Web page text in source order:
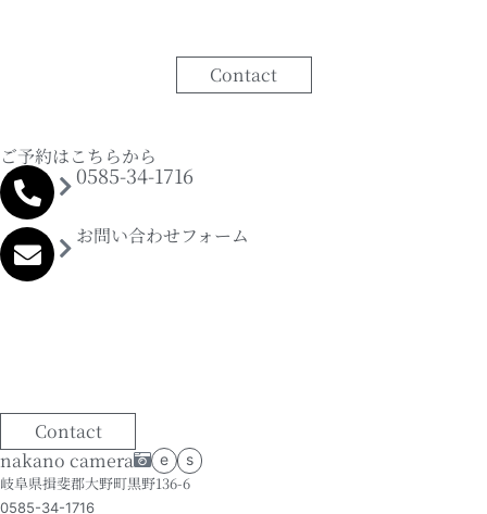
Contact
0585-34-1716
ご予約はこちらから
お問い合わせフォーム
Contact
nakano camera
e s
岐阜県揖斐郡大野町黒野136-6
0585-34-1716